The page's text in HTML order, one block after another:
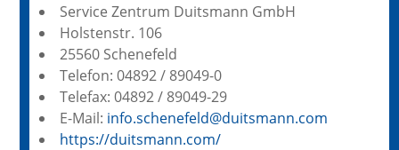
Service Zentrum Duitsmann GmbH
Holstenstr. 106
25560 Schenefeld
Telefon: 04892 / 89049-0
Telefax: 04892 / 89049-29
E-Mail: info.schenefeld@duitsmann.com
https://duitsmann.com/